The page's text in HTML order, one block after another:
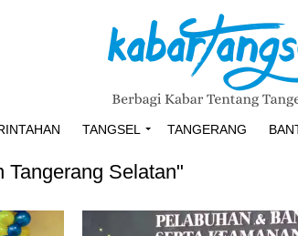
TANGSEL TANGERANG
Selatan"